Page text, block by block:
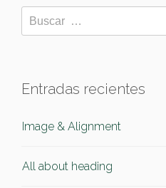
Entradas recientes
Image & Alignment
All about heading